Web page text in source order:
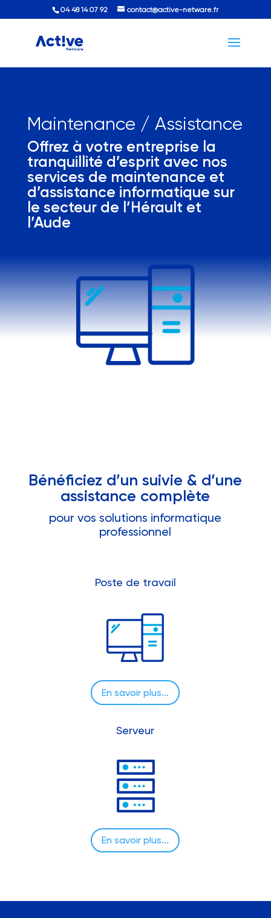
04 48 14 07 92 contact@active-netware.fr
Maintenance / Assistance
Offrez à votre entreprise la
tranquillité d’esprit avec nos
services de maintenance et
d’assistance informatique sur
le secteur de l’Hérault et
l’Aude
Bénéficiez d’un suivie & d’une
assistance complète
pour vos solutions informatique
professionnel
Poste de travail
En savoir plus...
Serveur
En savoir plus...